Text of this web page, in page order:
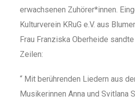
erwachsenen Zuhörer*innen.
Kulturverein KRuG e.V. aus
Frau Franziska Oberheide
Zeilen:
“ Mit berührenden Liedern aus
Musikerinnen Anna und Svitlana